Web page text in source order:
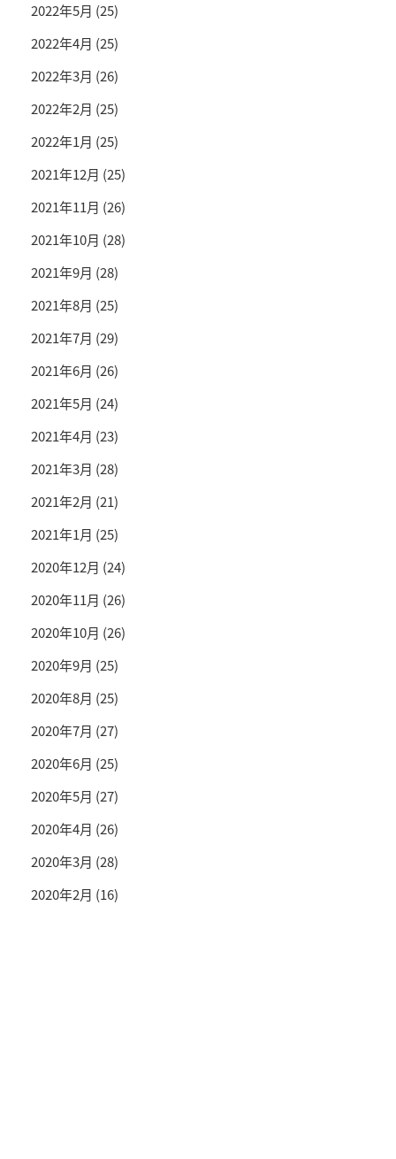
2022年5月 (25)
2022年4月 (25)
2022年3月 (26)
2022年2月 (25)
2022年1月 (25)
2021年12月 (25)
2021年11月 (26)
2021年10月 (28)
2021年9月 (28)
2021年8月 (25)
2021年7月 (29)
2021年6月 (26)
2021年5月 (24)
2021年4月 (23)
2021年3月 (28)
2021年2月 (21)
2021年1月 (25)
2020年12月 (24)
2020年11月 (26)
2020年10月 (26)
2020年9月 (25)
2020年8月 (25)
2020年7月 (27)
2020年6月 (25)
2020年5月 (27)
2020年4月 (26)
2020年3月 (28)
2020年2月 (16)